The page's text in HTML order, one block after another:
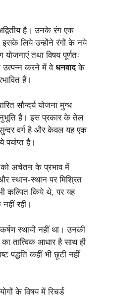
है। उनके रंग एक
लिये उन्होंने रंगों के नये
तथा विषय पूर्णतः
उत्पन्न करने में वे धनवादके
हैं।
सौन्दर्य योजना मुग्ध
है। इस प्रकार के तेल
वर्ग है और केवल यह एक
पर्याप्त है।
अचेतन के प्रभाव में
स्थान-स्थान पर मिश्रित
कल्पित किये थे, पर यह
रही।
स्थायी नहीं था। उनकी
का तात्विक आधार है साथ ही
पद्धति कहीं भी छूटी नहीं
के विषय में रिचर्ड